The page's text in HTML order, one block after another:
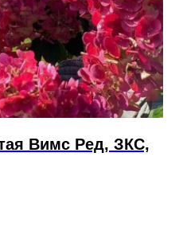
Вимс Ред, ЗКС,